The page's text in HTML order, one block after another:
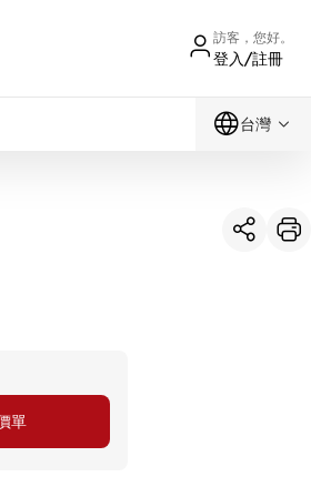
訪客，您好。
登入/註冊
台灣
單